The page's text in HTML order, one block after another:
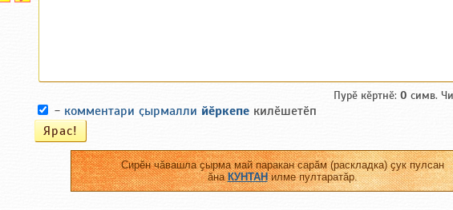
Пурӗ кӗртнӗ: 0 симв.
- комментари ҫырмалли йӗркепе килӗшетӗп
Сирӗн чӑвашла ҫырма май паракан сарӑм (раскладка) ҫук пулсан
ӑнаКУНТАНилме пултаратӑр.